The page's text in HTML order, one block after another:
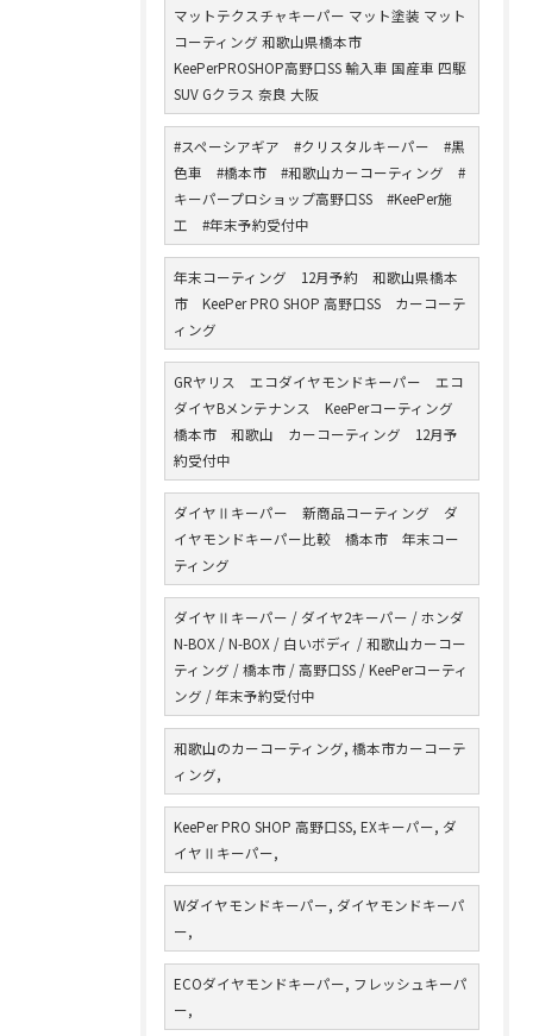
マットテクスチャキーパー マット塗装 マット
コーティング 和歌山県橋本市
KeePerPROSHOP高野口SS 輸入車 国産車 四駆
SUV Gクラス 奈良 大阪
#スペーシアギア #クリスタルキーパー #黒
色車 #橋本市 #和歌山カーコーティング #
キーパープロショップ高野口SS #KeePer施
工 #年末予約受付中
年末コーティング 12月予約 和歌山県橋本
市 KeePer PRO SHOP 高野口SS カーコーテ
ィング
GRヤリス エコダイヤモンドキーパー エコ
ダイヤBメンテナンス KeePerコーティング
橋本市 和歌山 カーコーティング 12月予
約受付中
ダイヤⅡキーパー 新商品コーティング ダ
イヤモンドキーパー比較 橋本市 年末コー
ティング
ダイヤⅡキーパー / ダイヤ2キーパー / ホンダ
N-BOX / N-BOX / 白いボディ / 和歌山カーコー
ティング / 橋本市 / 高野口SS / KeePerコーティ
ング / 年末予約受付中
和歌山のカーコーティング, 橋本市カーコーテ
ィング,
KeePer PRO SHOP 高野口SS, EXキーパー, ダ
イヤⅡキーパー,
Wダイヤモンドキーパー, ダイヤモンドキーパ
ー,
ECOダイヤモンドキーパー, フレッシュキーパ
ー,